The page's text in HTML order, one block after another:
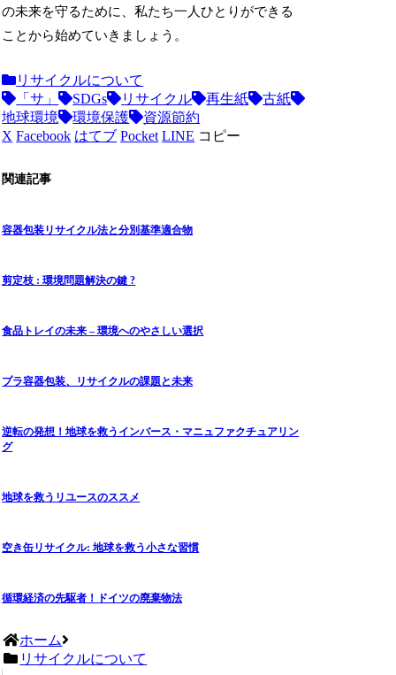
の未来を守るために、私たち一人ひとりができる
ことから始めていきましょう。
リサイクルについて
「サ」
SDGs リサイクル 再生紙
古紙
地球環境
環境保護
資源節約
X Facebook はてブ Pocket LINE コピー
関連記事
容器包装リサイクル法と分別基準適合物
剪定枝 : 環境問題解決の鍵 ?
食品トレイの未来 – 環境へのやさしい選択
プラ容器包装、リサイクルの課題と未来
逆転の発想！地球を救うインバース・マニュファクチュアリン
グ
地球を救うリユースのススメ
空き缶リサイクル: 地球を救う小さな習慣
循環経済の先駆者！ドイツの廃棄物法
ホーム
リサイクルについて